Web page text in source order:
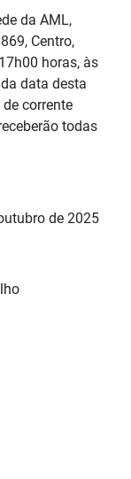
da AML,
Centro,
horas, às
data desta
corrente
todas
de 2025